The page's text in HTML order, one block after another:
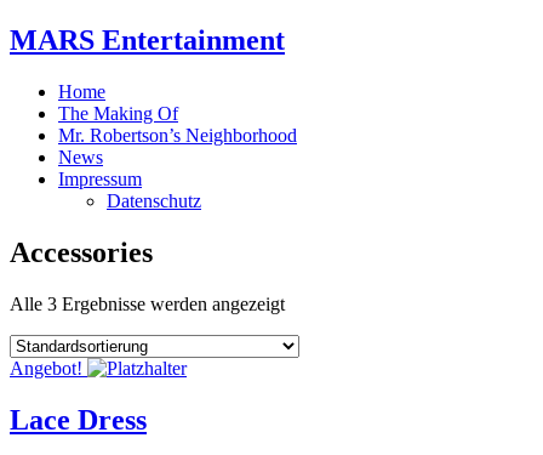
MARS Entertainment
Home
The Making Of
Mr. Robertson’s Neighborhood
News
Impressum
Datenschutz
Accessories
Alle 3 Ergebnisse werden angezeigt
Angebot!
Lace Dress